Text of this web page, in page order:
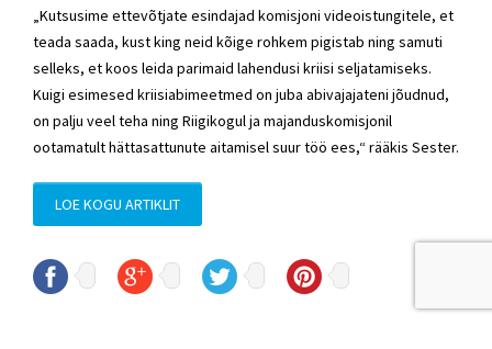
„Kutsusime ettevõtjate esindajad komisjoni videoistungitele, et
teada saada, kust king neid kõige rohkem pigistab ning samuti
selleks, et koos leida parimaid lahendusi kriisi seljatamiseks.
Kuigi esimesed kriisiabimeetmed on juba abivajajateni jõudnud,
on palju veel teha ning Riigikogul ja majanduskomisjonil
ootamatult hättasattunute aitamisel suur töö ees,“ rääkis Sester.
LOE KOGU ARTIKLIT